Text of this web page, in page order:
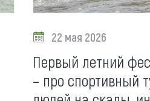
22 мая 2026
Первый летний
– про спортивный